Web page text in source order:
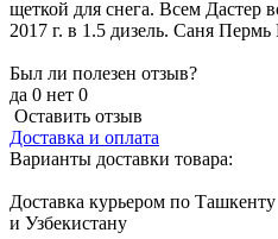
щеткой для снега. Всем Дастер
2017 г. в 1.5 дизель. Саня Пермь
Был ли полезен отзыв?
да 0 нет 0
Оставить отзыв
Доставка и оплата
Варианты доставки товара:
Доставка курьером по Ташкенту
и Узбекистану